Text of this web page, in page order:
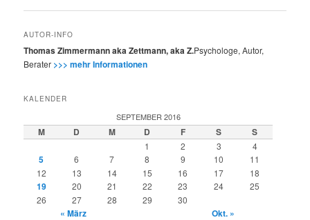
AUTOR-INFO
Thomas Zimmermann aka Zettmann, aka Z.Psychologe, Autor,
Berater >>> mehr Informationen
KALENDER
SEPTEMBER 2016
M D M D F S S
1 2 3 4
5 6 7 8 9 10
11
12
13 14 15 16 17 18
19 20 21 22 23 24
25
26
27 28 29 30
« März Okt. »